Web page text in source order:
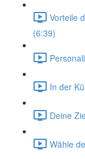
Vorteile
(6:39)
In der
Deine
Wähle